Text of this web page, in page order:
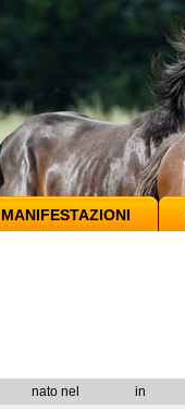
MANIFESTAZIONI
nato nel
in